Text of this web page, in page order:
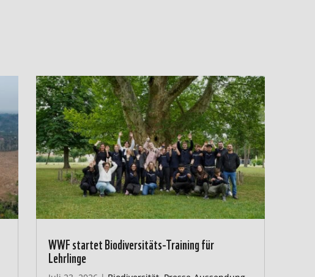
WWF startet Biodiversitäts-Training für
Lehrlinge